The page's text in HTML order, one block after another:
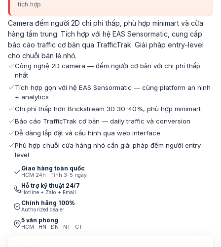
tích hợp
Camera đếm người 2D chi phí thấp, phù hợp minimart và cửa
hàng tầm trung. Tích hợp với hệ EAS Sensormatic, cung cấp
báo cáo traffic cơ bản qua TrafficTrak. Giải pháp entry-level
cho chuỗi bán lẻ nhỏ.
Công nghệ 2D camera — đếm người cơ bản với chi phí thấp
nhất
Tích hợp gọn với hệ EAS Sensormatic — cùng platform an ninh
+ analytics
Chi phí thấp hơn Brickstream 3D 30-40%, phù hợp minimart
Báo cáo TrafficTrak cơ bản — daily traffic và conversion
Dễ dàng lắp đặt và cấu hình qua web interface
Phù hợp chuỗi cửa hàng nhỏ cần giải pháp đếm người entry-
level
Giao hàng toàn quốc
HCM 24h · Tỉnh 3-5 ngày
Hỗ trợ kỹ thuật 24/7
Hotline + Zalo + Email
Chính hãng 100%
Authorized dealer
5 văn phòng
HCM · HN · ĐN · NT · CT